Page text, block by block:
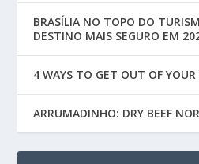
BRASÍLIA NO TOPO DO
DESTINO MAIS SEGURO EM
4 WAYS TO GET OUT OF
ARRUMADINHO: DRY BEEF